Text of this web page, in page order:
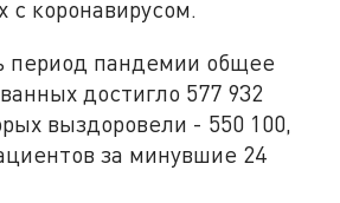
коронавирусом.
период пандемии общее
достигло 577 932
выздоровели - 550 100,
за минувшие 24